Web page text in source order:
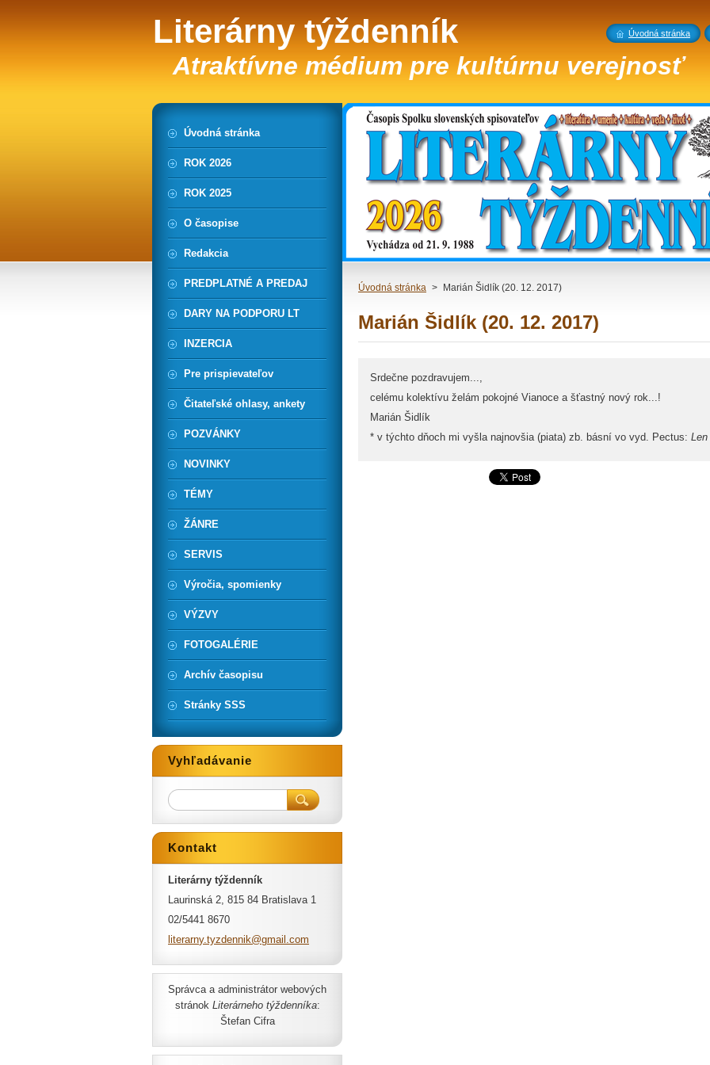
Literárny týždenník
Atraktívne médium pre kultúrnu verejnosť
Úvodná stránka > Marián Šidlík (20. 12. 2017)
Marián Šidlík (20. 12. 2017)
Srdečne pozdravujem...,
celému kolektívu želám pokojné Vianoce a šťastný nový rok...!
Marián Šidlík
* v týchto dňoch mi vyšla najnovšia (piata) zb. básní vo vyd. Pectus:
Úvodná stránka
ROK 2026
ROK 2025
O časopise
Redakcia
PREDPLATNÉ A PREDAJ
DARY NA PODPORU LT
INZERCIA
Pre prispievateľov
Čitateľské ohlasy, ankety
POZVÁNKY
NOVINKY
TÉMY
ŽÁNRE
SERVIS
Výročia, spomienky
VÝZVY
FOTOGALÉRIE
Archív časopisu
Stránky SSS
Vyhľadávanie
Kontakt
Literárny týždenník
Laurinská 2, 815 84 Bratislava 1
02/5441 8670
literarny.tyzdennik@gmai l.com
Správca a administrátor webových
stránok Literárneho týždenníka:
Štefan Cifra
Úvodná stránka